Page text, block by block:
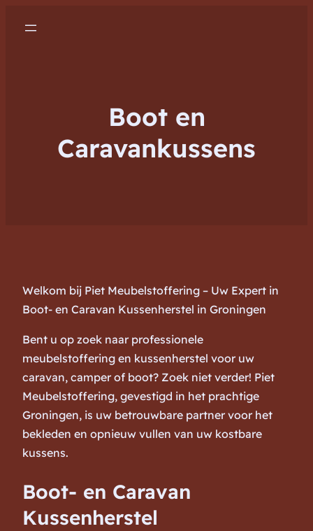
Boot en
Caravankussens
Welkom bij Piet Meubelstoffering – Uw Expert in
Boot- en Caravan Kussenherstel in Groningen
Bent u op zoek naar professionele
meubelstoffering en kussenherstel voor uw
caravan, camper of boot? Zoek niet verder! Piet
Meubelstoffering, gevestigd in het prachtige
Groningen, is uw betrouwbare partner voor het
bekleden en opnieuw vullen van uw kostbare
kussens.
Boot- en Caravan
Kussenherstel